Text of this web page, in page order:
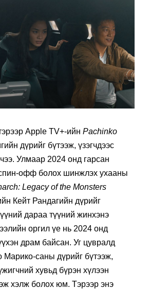
Apple TV+-ийн Pachinko
дүрийг бүтээж, үзэгчдээс
Улмаар 2024 онд гарсан
офф болох шинжлэх ухааны
Legacy of the Monsters
Кейт Рандагийн дүрийг
дараа түүний жинхэнэ
оргил үе нь 2024 онд
драм байсан. Уг цувралд
саны дүрийг бүтээж,
хувьд бүрэн хүлээн
хэлж болох юм. Тэрээр энэ